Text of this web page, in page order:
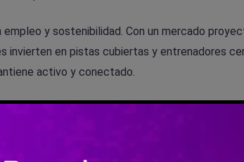
y sostenibilidad. Con un mercado
invierten en pistas cubiertas y entrenadores
activo y conectado.